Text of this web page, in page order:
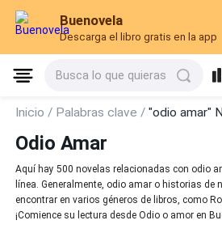
Buenovela
Descarga el libro gratis en la app
Busca lo que quieras
Inicio / Palabras clave /"odio amar"
Odio Amar
Aquí hay 500 novelas relacionadas con odio
línea. Generalmente, odio amar o historias de
encontrar en varios géneros de libros, como
¡Comience su lectura desde Odio o amor en